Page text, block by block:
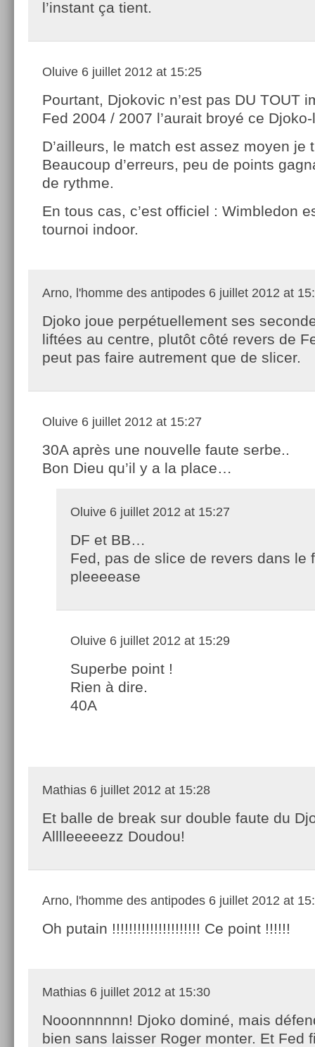
l’instant ça tient.
Oluive 6 juillet 2012 at 15:25
Pourtant, Djokovic n’est pas DU TOUT
Fed 2004 / 2007 l’aurait broyé ce
D’ailleurs, le match est assez moyen je
Beaucoup d’erreurs, peu de points
de rythme.
En tous cas, c’est officiel : Wimbledon
tournoi indoor.
Arno, l'homme des antipodes 6 juillet 2012 at
Djoko joue perpétuellement ses
liftées au centre, plutôt côté revers de
peut pas faire autrement que de slicer.
Oluive 6 juillet 2012 at 15:27
30A après une nouvelle faute serbe..
Bon Dieu qu’il y a la place…
Oluive 6 juillet 2012 at 15:27
DF et BB…
Fed, pas de slice de revers dans le
pleeeease
Oluive 6 juillet 2012 at 15:29
Superbe point !
Rien à dire.
40A
Mathias 6 juillet 2012 at 15:28
Et balle de break sur double faute du
Alllleeeeezz Doudou!
Arno, l'homme des antipodes 6 juillet 2012 at
Oh putain !!!!!!!!!!!!!!!!!!!!! Ce point !!!!!!
Mathias 6 juillet 2012 at 15:30
Nooonnnnnn! Djoko dominé, mais
bien sans laisser Roger monter. Et Fed